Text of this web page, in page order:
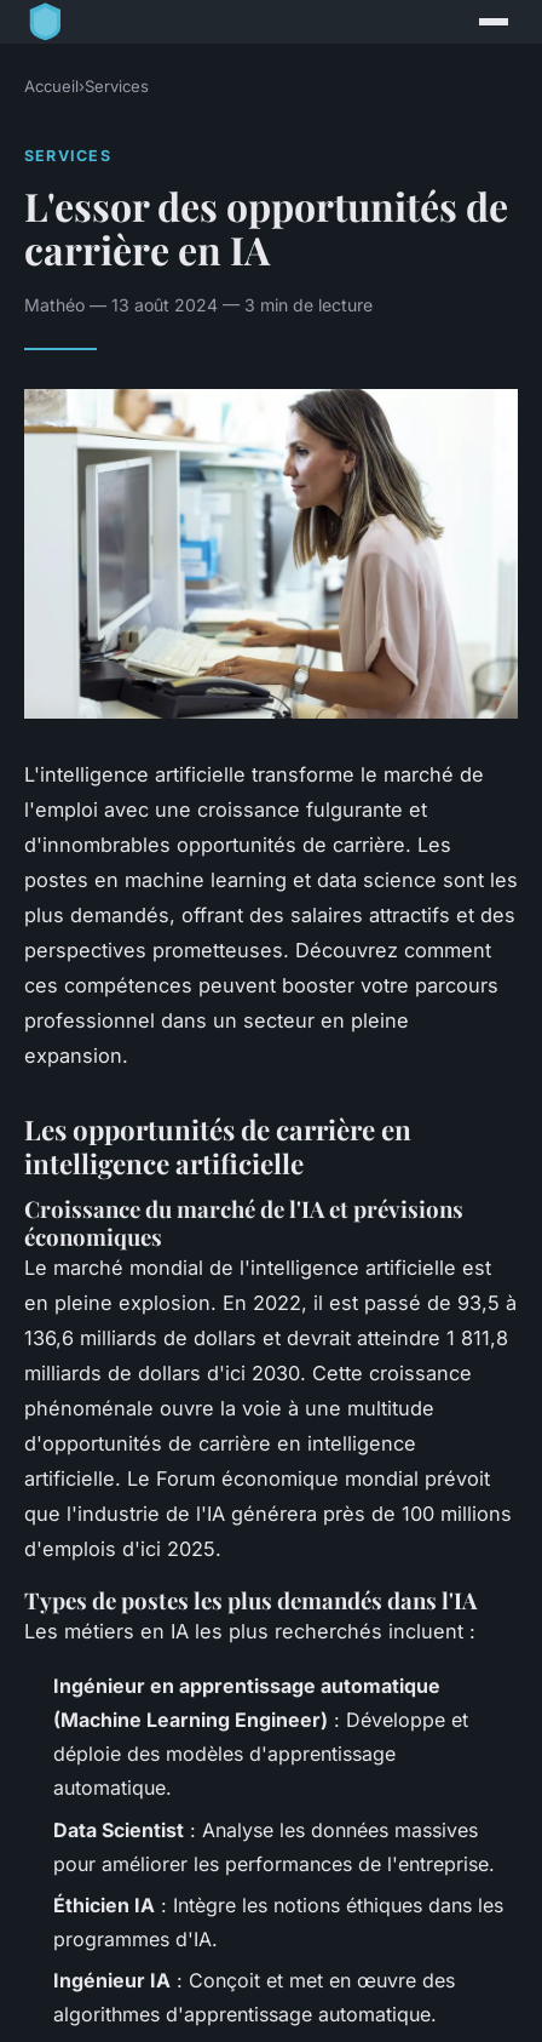
Accueil›Services
SERVICES
L'essor des opportunités de
carrière en IA
Mathéo — 13 août 2024 — 3 min de lecture
L'intelligence artificielle transforme le marché de
l'emploi avec une croissance fulgurante et
d'innombrables opportunités de carrière. Les
postes en machine learning et data science sont les
plus demandés, offrant des salaires attractifs et des
perspectives prometteuses. Découvrez comment
ces compétences peuvent booster votre parcours
professionnel dans un secteur en pleine
expansion.
Les opportunités de carrière en
intelligence artificielle
Croissance du marché de l'IA et prévisions
économiques
Le marché mondial de l'intelligence artificielle est
en pleine explosion. En 2022, il est passé de 93,5 à
136,6 milliards de dollars et devrait atteindre 1 811,8
milliards de dollars d'ici 2030. Cette croissance
phénoménale ouvre la voie à une multitude
d'opportunités de carrière en intelligence
artificielle. Le Forum économique mondial prévoit
que l'industrie de l'IA générera près de 100 millions
d'emplois d'ici 2025.
Types de postes les plus demandés dans l'IA
Les métiers en IA les plus recherchés incluent :
Ingénieur en apprentissage automatique
(Machine Learning Engineer) : Développe et
déploie des modèles d'apprentissage
automatique.
Data Scientist : Analyse les données massives
pour améliorer les performances de l'entreprise.
Éthicien IA : Intègre les notions éthiques dans les
programmes d'IA.
Ingénieur IA : Conçoit et met en œuvre des
algorithmes d'apprentissage automatique.